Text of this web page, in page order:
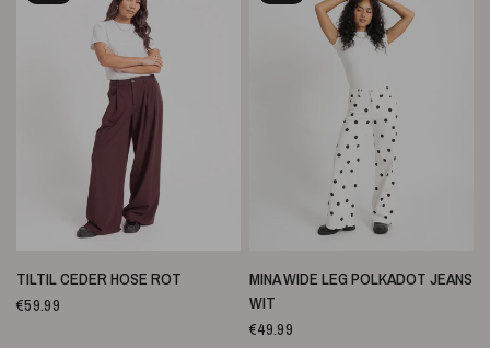
SCHNELLANSICHT
TILTIL CEDER HOSE ROT
€59.99
SCHNELLANSICHT
MINA WIDE LEG POLKADOT JEANS
WIT
€49.99